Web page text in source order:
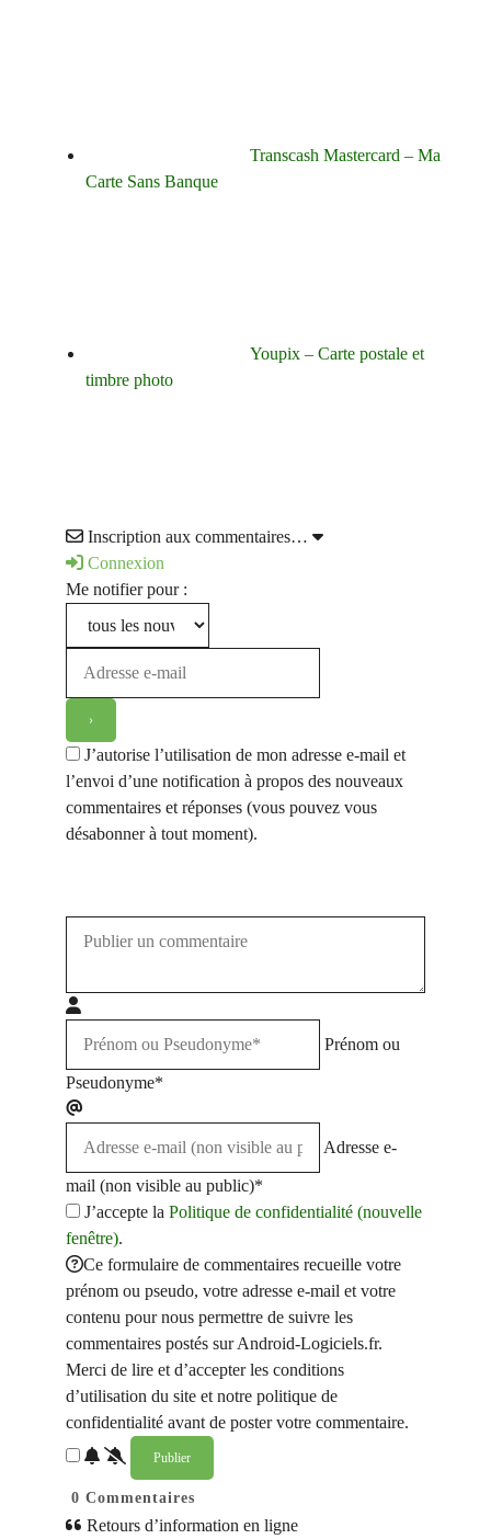
Transcash Mastercard – Ma
Carte Sans Banque
Youpix – Carte postale et
timbre photo
Inscription aux commentaires…
Connexion
Me notifier pour :
J’autorise l’utilisation de mon adresse e-mail et
l’envoi d’une notification à propos des nouveaux
commentaires et réponses (vous pouvez vous
désabonner à tout moment).
Prénom ou
Pseudonyme*
Adresse e-
mail (non visible au public)*
J’accepte la Politique de confidentialité (nouvelle
fenêtre).
Ce formulaire de commentaires recueille votre
prénom ou pseudo, votre adresse e-mail et votre
contenu pour nous permettre de suivre les
commentaires postés sur Android-Logiciels.fr.
Merci de lire et d’accepter les conditions
d’utilisation du site et notre politique de
confidentialité avant de poster votre commentaire.
0 Commentaires
Retours d’information en ligne